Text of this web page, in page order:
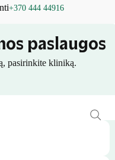
+370 444 44916
paslaugos
pasirinkite kliniką.